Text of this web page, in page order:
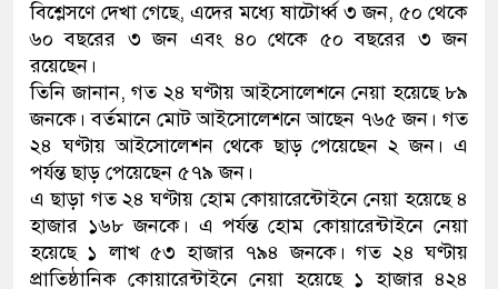
বিশ্লেসণে দেখা গেছে, এদের মধ্যে ষাটোর্ধ্ব ৩ জন, ৫০ থেকে
৬০ বছরের ৩ জন এবং ৪০ থেকে ৫০ বছরের ৩ জন
রয়েছেন।
তিনি জানান, গত ২৪ ঘণ্টায় আইসোলেশনে নেয়া হয়েছে ৮৯
জনকে। বর্তমানে মোট আইসোলেশনে আছেন ৭৬৫ জন। গত
২৪ ঘণ্টায় আইসোলেশন থেকে ছাড় পেয়েছেন ২ জন। এ
পর্যন্ত ছাড় পেয়েছেন ৫৭৯ জন।
এ ছাড়া গত ২৪ ঘণ্টায় হোম কোয়ারেন্টোইনে নেয়া হয়েছে ৪
হাজার ১৬৮ জনকে। এ পর্যন্ত হোম কোয়ারেন্টাইনে নেয়া
হয়েছে ১ লাখ ৫৩ হাজার ৭৯৪ জনকে। গত ২৪ ঘণ্টায়
প্রাতিষ্ঠানিক কোয়ারেন্টাইনে নেয়া হয়েছে ১ হাজার ৪২৪